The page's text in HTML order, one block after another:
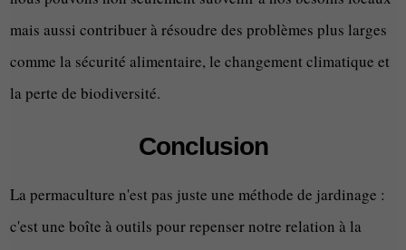
mais aussi contribuer à résoudre des problèmes plus larges
comme la sécurité alimentaire, le changement climatique et
la perte de biodiversité.
Conclusion
La permaculture n'est pas juste une méthode de jardinage :
c'est une boîte à outils pour repenser notre relation à la